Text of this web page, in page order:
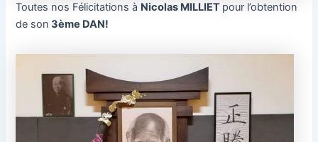
Toutes nos Félicitations à Nicolas MILLIET pour l’obtention
de son 3ème DAN!